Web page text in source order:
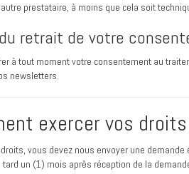
prestataire, à moins que cela soit
retrait de votre
à tout moment votre consentement au
newsletters.
exercer vos
vous devez nous envoyer une
un (1) mois après réception de la